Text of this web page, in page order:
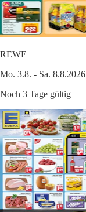
REWE
Mo. 3.8. - Sa. 8.8.2026
Noch 3 Tage gültig